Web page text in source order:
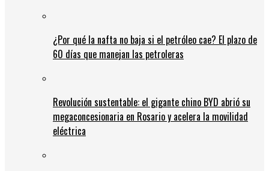
¿Por qué la nafta no baja si el petróleo cae? El plazo de
60 días que manejan las petroleras
Revolución sustentable: el gigante chino BYD abrió su
megaconcesionaria en Rosario y acelera la movilidad
eléctrica